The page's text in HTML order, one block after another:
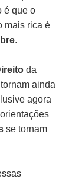
é que o
mais rica é
.
da
ainda
agora
se tornam